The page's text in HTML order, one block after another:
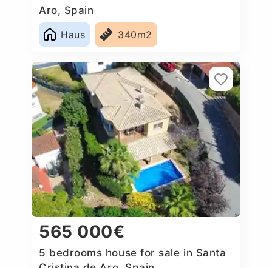
Aro, Spain
Haus
340m2
565 000€
5 bedrooms house for sale in Santa